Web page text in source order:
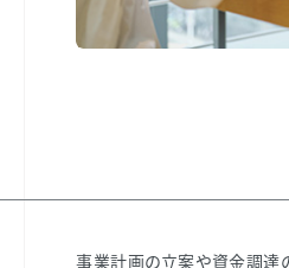
事業計画の立案や資金調達